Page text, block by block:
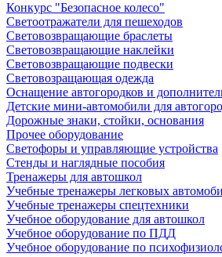
Конкурс "Безопасное колесо"
Светоотражатели для пешеходов
Световозвращающие браслеты
Световозвращающие наклейки
Световозвращающие подвески
Световозращающая одежда
Оснащение автогородков и
Детские мини-автомобили для
Дорожные знаки, стойки, основания
Прочее оборудование
Светофоры и управляющие устройства
Стенды и наглядные пособия
Тренажеры для автошкол
Учебные тренажеры легковых
Учебные тренажеры спецтехники
Учебное оборудование для автошкол
Учебное оборудование по ПДД
Учебное оборудование по